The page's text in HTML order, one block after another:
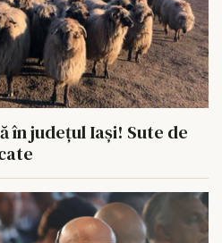
în județul Iași! Sute de